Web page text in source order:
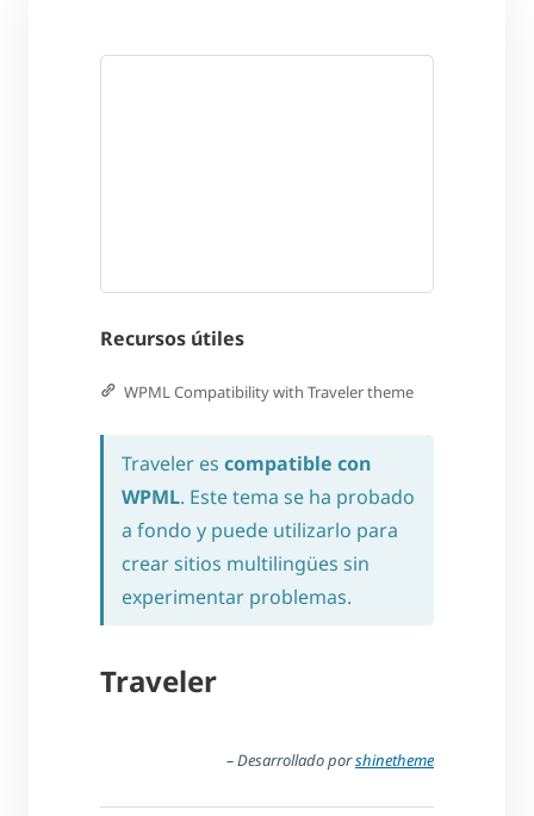
Recursos útiles
WPML Compatibility with Traveler theme
Traveler es compatible con
WPML. Este tema se ha probado
a fondo y puede utilizarlo para
crear sitios multilingües sin
experimentar problemas.
Traveler
– Desarrollado porshinetheme